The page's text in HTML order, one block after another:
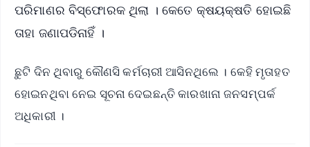
ପରିମାଣର ବିସ୍ଫୋରକ ଥିଲା । କେତେ କ୍ଷୟକ୍ଷତି ହୋଇଛି
ତାହା ଜଣାପଡିନାହିଁ ।
ଛୁଟି ଦିନ ଥିବାରୁ କୌଣସି କର୍ମଚାରୀ ଆସିନଥିଲେ । କେହି ମୃତାହତ
ହୋଇନଥିବା ନେଇ ସୂଚନା ଦେଇଛନ୍ତି କାରଖାନା ଜନସମ୍ପର୍କ
ଅଧିକାରୀ ।